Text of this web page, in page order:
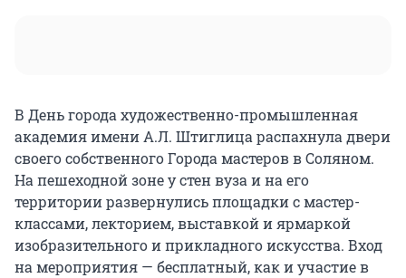
В День города художественно-промышленная
академия имени А.Л. Штиглица распахнула двери
своего собственного Города мастеров в Соляном.
На пешеходной зоне у стен вуза и на его
территории развернулись площадки с мастер-
классами, лекторием, выставкой и ярмаркой
изобразительного и прикладного искусства. Вход
на мероприятия — бесплатный, как и участие в